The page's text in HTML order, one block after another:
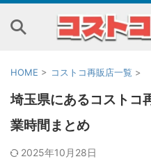
HOME > コストコ再販店一覧 >
埼玉県にあるコストコ
業時間まとめ
2025年10月28日